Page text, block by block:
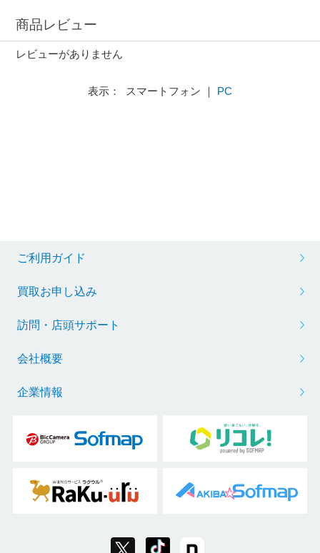
商品レビュー
レビューがありません
表示： スマートフォン ｜ PC
ご利用ガイド
買取お申し込み
訪問・店頭サポート
会社概要
企業情報